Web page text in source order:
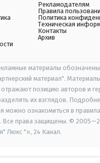
Рекламодателям
Правила
Политика
Техническая
Контакты
Архив
материалы
материал".
позицию авторов и
их взглядов.
можно ознакомиться в
Все права защищены. ©
Люкс "», 24 Канал.